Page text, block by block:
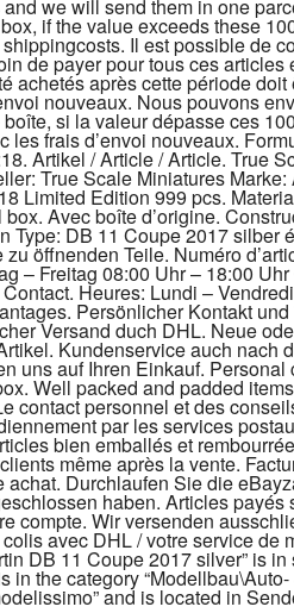
we will send them in one
if the value exceeds these
Il est possible de
de payer pour tous ces
achetés après cette période
nouveaux. Nous pouvons
si la valeur dépasse ces
les frais d’envoi nouveaux.
Artikel / Article / Article. True
True Scale Miniatures Marke:
Limited Edition 999 pcs.
Avec boîte d’origine.
Type: DB 11 Coupe 2017 silber
öffnenden Teile. Numéro
– Freitag 08:00 Uhr – 18:00
Heures: Lundi –
Persönlicher Kontakt
Versand duch DHL. Neue
Kundenservice auch nach
uns auf Ihren Einkauf.
Well packed and padded
contact personnel et des
par les services
bien emballés et
même après la vente.
achat. Durchlaufen Sie die
haben. Articles payés
compte. Wir versenden
avec DHL / votre service de
DB 11 Coupe 2017 silver” is
in the category
and is located in